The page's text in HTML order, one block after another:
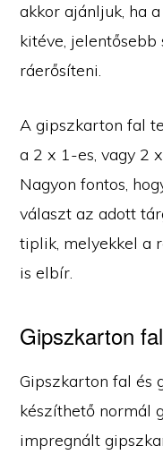
akkor ajánljuk, ha
kitéve,
ráerősíteni.
A gipszkarton fal
a 2 x 1-es, vagy 2
Nagyon fontos,
választ az adott
tiplik, melyekkel a
is elbír.
Gipszkarton
Gipszkarton fal és
készíthető normál
impregnált